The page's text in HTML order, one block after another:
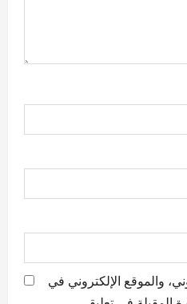
والموقع الإلكتروني في